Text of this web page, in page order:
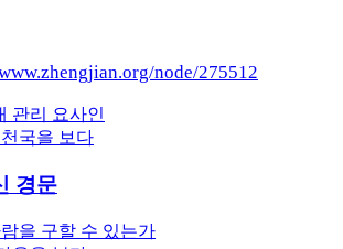
node/275512
관리 요사인
국을 보다
경문
을 구할 수 있는가